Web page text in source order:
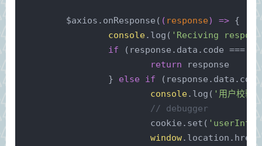
	$axios.onResponse(
( response) => {
console.log( 'Reciving
if (response.data.code ===
return response
		}
else if
console.log( '用户校验
// debugger
			cookie.set(
'userInfo'
window.location.href